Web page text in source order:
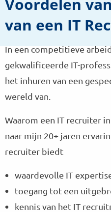
Voordelen
van een IT
In een competitieve
gekwalificeerde IT-
het inhuren van een
wereld van.
Waarom een IT recruiter
naar mijn 20+ jaren
recruiter biedt
waardevolle IT
toegang tot een
kennis van het IT